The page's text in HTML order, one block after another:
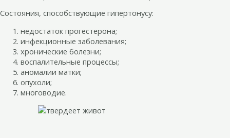
Состояния, способствующие гипертонусу:
недостаток прогестерона;
инфекционные заболевания;
хронические болезни;
воспалительные процессы;
аномалии матки;
опухоли;
многоводие.